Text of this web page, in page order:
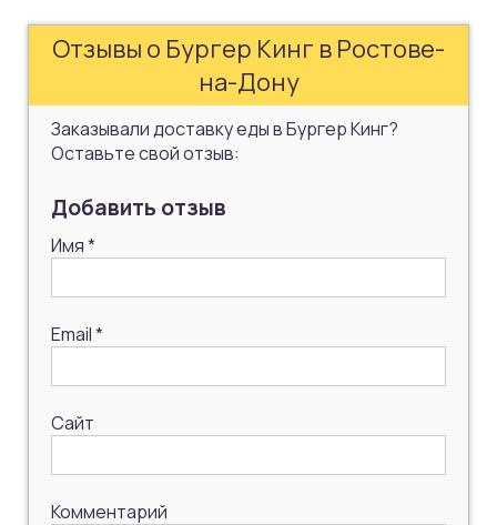
Отзывы о Бургер Кинг в Ростове-
на-Дону
Заказывали доставку еды в Бургер Кинг?
Оставьте свой отзыв:
Добавить отзыв
Имя*
Email*
Сайт
Комментарий